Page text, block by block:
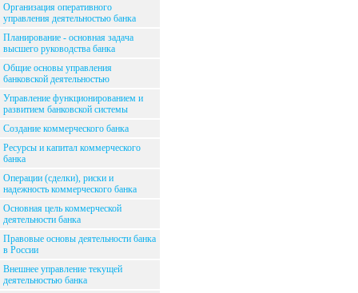
Организация оперативного
управления деятельностью банка
Планирование - основная задача
высшего руководства банка
Общие основы управления
банковской деятельностью
Управление функционированием и
развитием банковской системы
Создание коммерческого банка
Ресурсы и капитал коммерческого
банка
Операции (сделки), риски и
надежность коммерческого банка
Основная цель коммерческой
деятельности банка
Правовые основы деятельности банка
в России
Внешнее управление текущей
деятельностью банка